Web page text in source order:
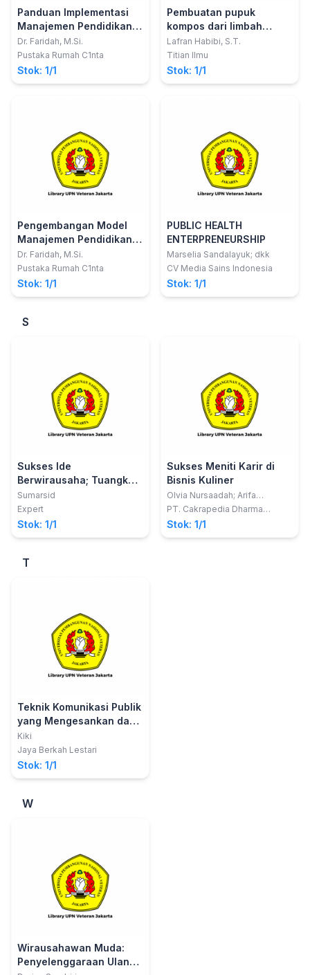
Panduan Implementasi
Manajemen Pendidikan
Kewirausahaan
Terintegrasi Tri Dharma
Perguruan Tinggi
Dr. Faridah, M.Si.
Pustaka Rumah C1nta
Stok: 1/1
Pembuatan pupuk
kompos dari limbah
rumah tangga
Lafran Habibi, S.T.
Titian Ilmu
Stok: 1/1
Pengembangan Model
Manajemen Pendidikan
Kewirausahaan
Terintegrasi Tri Dharma
Perguruan Tinggi
Dr. Faridah, M.Si.
Pustaka Rumah C1nta
Stok: 1/1
PUBLIC HEALTH
ENTERPRENEURSHIP
Marselia Sandalayuk; dkk
CV Media Sains Indonesia
Stok: 1/1
S
Sukses Ide
Berwirausaha; Tuangkan
Ide dan Konsep, Lakukan
Sekarang Juga
Sumarsid
Expert
Stok: 1/1
Sukses Meniti Karir di
Bisnis Kuliner
Olvia Nursaadah; Arifa
Nurazizah
PT. Cakrapedia Dharma
Nusantara
Stok: 1/1
T
Teknik Komunikasi Publik
yang Mengesankan dan
Memikat
Kiki
Jaya Berkah Lestari
Stok: 1/1
W
Wirausahawan Muda:
Penyelenggaraan Ulang